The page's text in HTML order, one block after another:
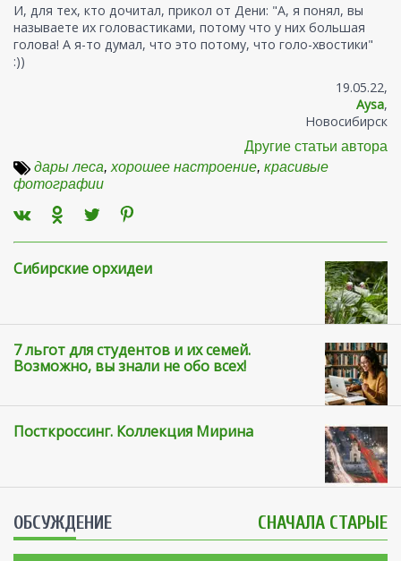
И, для тех, кто дочитал, прикол от Дени: "А, я понял, вы
называете их головастиками, потому что у них большая
голова! А я-то думал, что это потому, что голо-хвостики"
:))
19.05.22,
Aysa,
Новосибирск
Другие статьи автора
дары леса, хорошее настроение, красивые
фотографии
Сибирские орхидеи
7 льгот для студентов и их семей.
Возможно, вы знали не обо всех!
Посткроссинг. Коллекция Мирина
ОБСУЖДЕНИЕ СНАЧАЛА СТАРЫЕ